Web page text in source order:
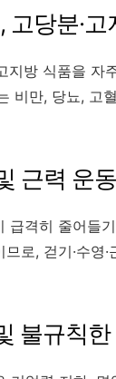
고당분·
지방 식품을
비만, 당뇨, 고
근력 운
급격히 줄어들
로, 걷기·수영
불규칙